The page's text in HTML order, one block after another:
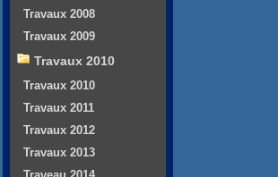
Travaux 2008
Travaux 2009
Travaux 2010
Travaux 2010
Travaux 2011
Travaux 2012
Travaux 2013